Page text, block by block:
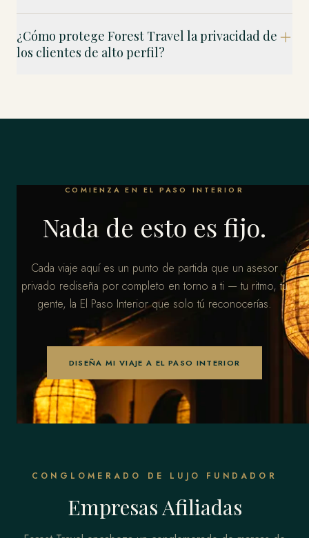
¿Cómo protege Forest Travel la privacidad de
los clientes de alto perfil?
COMIENZA EN EL PASO INTERIOR
Nada de esto es fijo.
Cada viaje aquí es un punto de partida que un asesor
privado rediseña por completo en torno a ti — tu ritmo, tu
gente, la El Paso Interior que solo tú reconocerías.
DISEÑA MI VIAJE A EL PASO INTERIOR
CONGLOMERADO DE LUJO FUNDADOR
Empresas Afiliadas